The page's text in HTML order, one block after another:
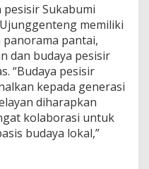
pesisir Sukabumi
memiliki
panorama pantai,
dan budaya pesisir
“Budaya pesisir
kepada generasi
diharapkan
kolaborasi untuk
budaya lokal,”